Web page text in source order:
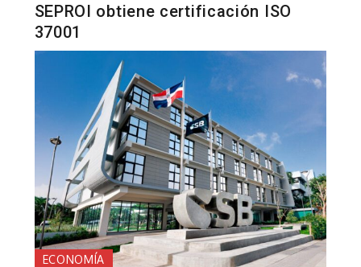
SEPROI obtiene certificación ISO
37001
ECONOMÍA